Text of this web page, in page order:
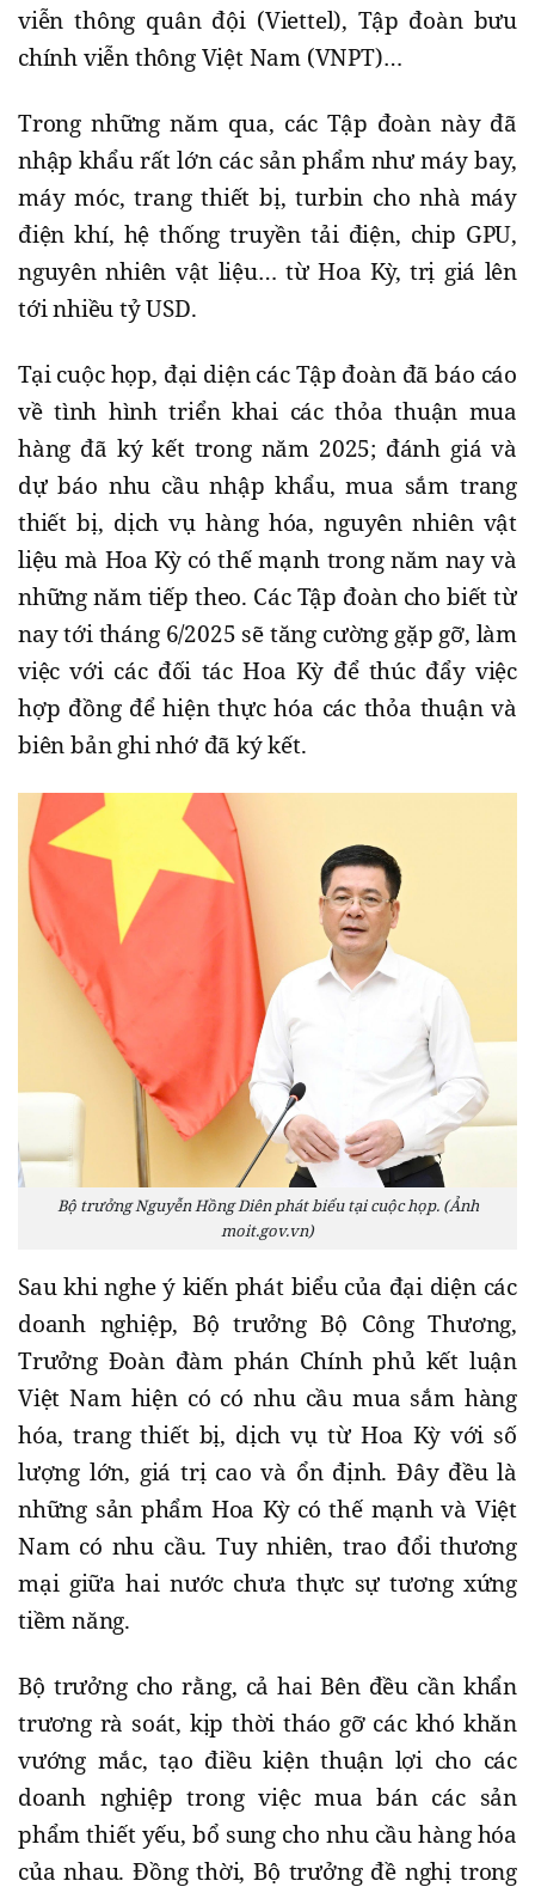
viễn thông quân đội (Viettel), Tập đoàn bưu
chính viễn thông Việt Nam (VNPT)…
Trong những năm qua, các Tập đoàn này đã
nhập khẩu rất lớn các sản phẩm như máy bay,
máy móc, trang thiết bị, turbin cho nhà máy
điện khí, hệ thống truyền tải điện, chip GPU,
nguyên nhiên vật liệu… từ Hoa Kỳ, trị giá lên
tới nhiều tỷ USD.
Tại cuộc họp, đại diện các Tập đoàn đã báo cáo
về tình hình triển khai các thỏa thuận mua
hàng đã ký kết trong năm 2025; đánh giá và
dự báo nhu cầu nhập khẩu, mua sắm trang
thiết bị, dịch vụ hàng hóa, nguyên nhiên vật
liệu mà Hoa Kỳ có thế mạnh trong năm nay và
những năm tiếp theo. Các Tập đoàn cho biết từ
nay tới tháng 6/2025 sẽ tăng cường gặp gỡ, làm
việc với các đối tác Hoa Kỳ để thúc đẩy việc
hợp đồng để hiện thực hóa các thỏa thuận và
biên bản ghi nhớ đã ký kết.
Bộ trưởng Nguyễn Hồng Diên phát biểu tại cuộc họp. (Ảnh
moit.gov.vn)
Sau khi nghe ý kiến phát biểu của đại diện các
doanh nghiệp, Bộ trưởng Bộ Công Thương,
Trưởng Đoàn đàm phán Chính phủ kết luận
Việt Nam hiện có có nhu cầu mua sắm hàng
hóa, trang thiết bị, dịch vụ từ Hoa Kỳ với số
lượng lớn, giá trị cao và ổn định. Đây đều là
những sản phẩm Hoa Kỳ có thế mạnh và Việt
Nam có nhu cầu. Tuy nhiên, trao đổi thương
mại giữa hai nước chưa thực sự tương xứng
tiềm năng.
Bộ trưởng cho rằng, cả hai Bên đều cần khẩn
trương rà soát, kịp thời tháo gỡ các khó khăn
vướng mắc, tạo điều kiện thuận lợi cho các
doanh nghiệp trong việc mua bán các sản
phẩm thiết yếu, bổ sung cho nhu cầu hàng hóa
của nhau. Đồng thời, Bộ trưởng đề nghị trong